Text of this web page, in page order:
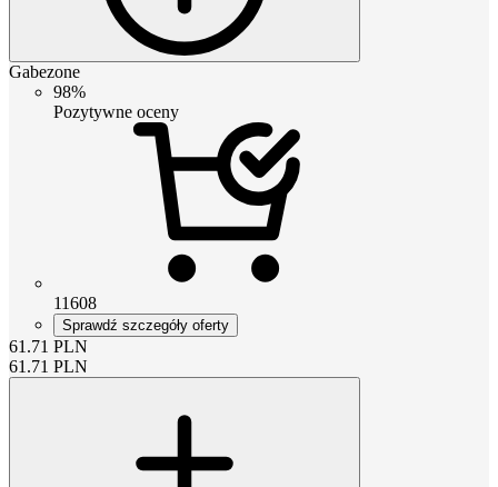
Gabezone
98%
Pozytywne oceny
11608
Sprawdź szczegóły oferty
61.71 PLN
61.71 PLN